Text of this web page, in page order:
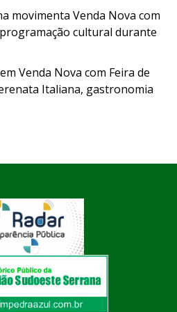
movimenta Venda Nova com
cultural durante
Venda Nova com Feira de
Italiana, gastronomia